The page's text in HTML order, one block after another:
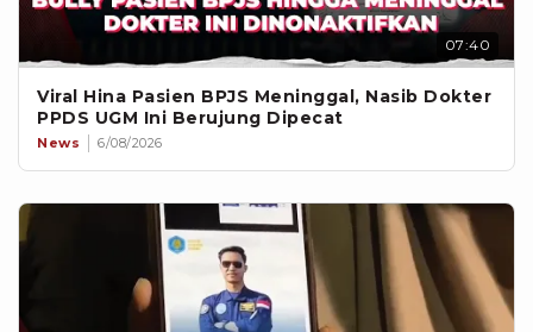
07:40
Viral Hina Pasien BPJS Meninggal, Nasib Dokter
PPDS UGM Ini Berujung Dipecat
News 6/08/2026